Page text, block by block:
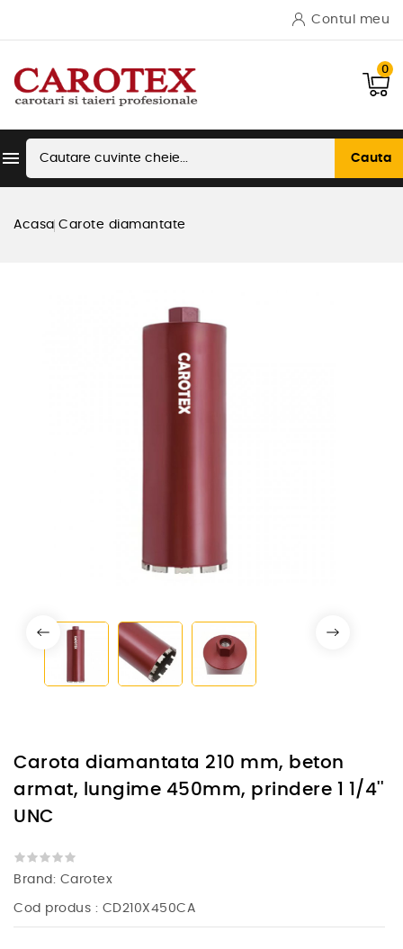
Contul meu
0
 Cauta
Acasa Carote diamantate
Carota diamantata 210 mm, beton
armat, lungime 450mm, prindere 1 1/4''
UNC
Brand: Carotex
Cod produs : CD210X450CA